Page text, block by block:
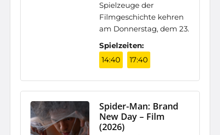
Spielzeuge der
Filmgeschichte kehren
am Donnerstag, dem 23.
Spielzeiten:
14:40
17:40
Spider-Man: Brand
New Day – Film
(2026)